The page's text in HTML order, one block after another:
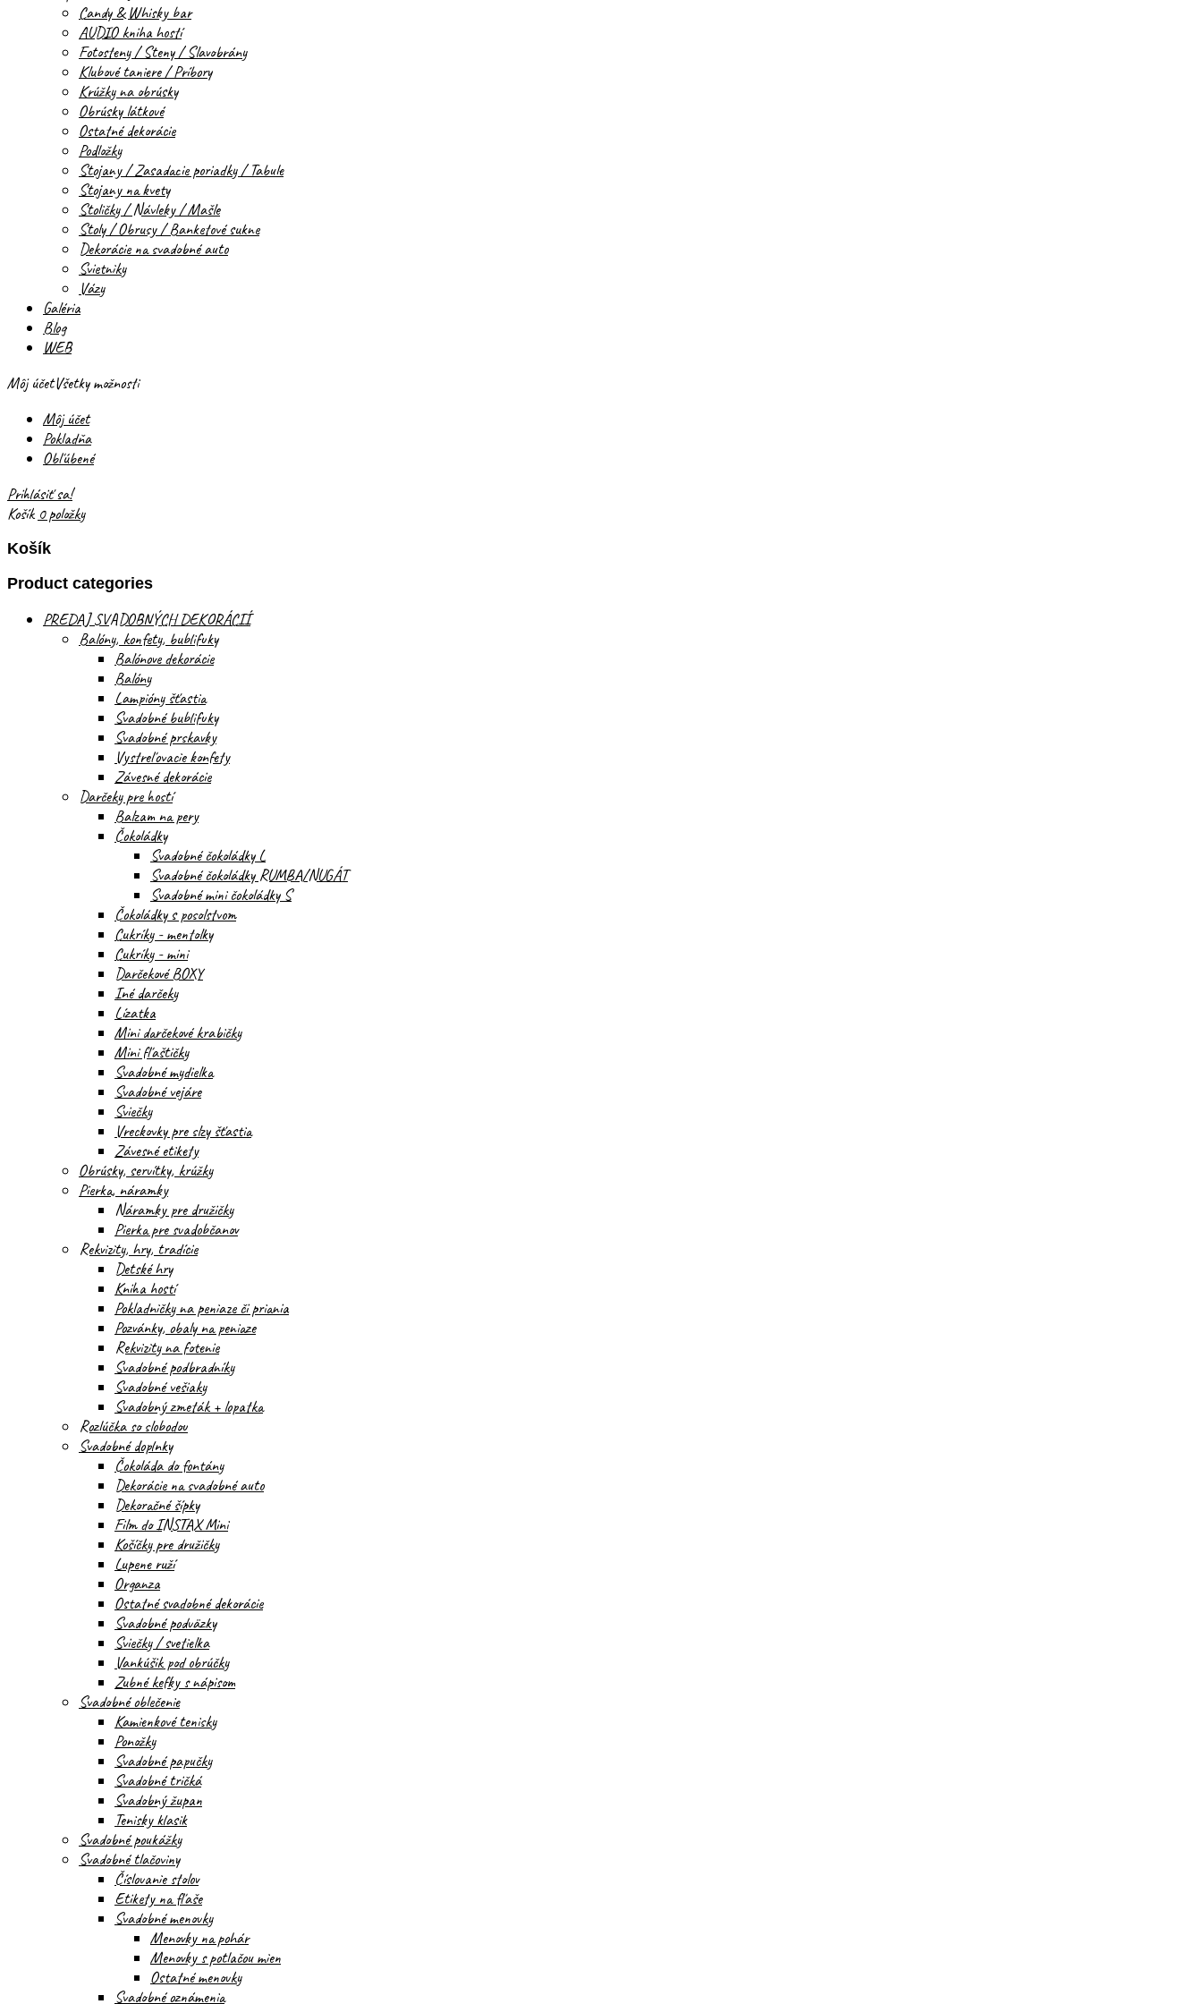
Candy & Whisky bar
AUDIO kniha hostí
Fotosteny / Steny / Slavobrány
Klubové taniere / Príbory
Krúžky na obrúsky
Obrúsky látkové
Ostatné dekorácie
Podložky
Stojany / Zasadacie poriadky / Tabule
Stojany na kvety
Stoličky / Návleky / Mašle
Stoly / Obrusy / Banketové sukne
Dekorácie na svadobné auto
Svietniky
Vázy
Galéria
Blog
WEB
Môj účetVšetky možnosti
Môj účet
Pokladňa
Obľúbené
Prihlásiť sa!
Košík 0 položky
Košík
Product categories
PREDAJ SVADOBNÝCH DEKORÁCIÍ
Balóny, konfety, bublifuky
Balónove dekorácie
Balóny
Lampióny šťastia
Svadobné bublifuky
Svadobné prskavky
Vystreľovacie konfety
Závesné dekorácie
Darčeky pre hostí
Balzam na pery
Čokoládky
Svadobné čokoládky L
Svadobné čokoládky RUMBA/NUGÁT
Svadobné mini čokoládky S
Čokoládky s posolstvom
Cukríky - mentolky
Cukríky - mini
Darčekové BOXY
Iné darčeky
Lízatka
Mini darčekové krabičky
Mini fľaštičky
Svadobné mydielka
Svadobné vejáre
Sviečky
Vreckovky pre slzy šťastia
Závesné etikety
Obrúsky, servítky, krúžky
Pierka, náramky
Náramky pre družičky
Pierka pre svadobčanov
Rekvizity, hry, tradície
Detské hry
Kniha hostí
Pokladničky na peniaze či priania
Pozvánky, obaly na peniaze
Rekvizity na fotenie
Svadobné podbradníky
Svadobné vešiaky
Svadobný zmeták + lopatka
Rozlúčka so slobodou
Svadobné doplnky
Čokoláda do fontány
Dekorácie na svadobné auto
Dekoračné šípky
Film do INSTAX Mini
Košíčky pre družičky
Lupene ruží
Organza
Ostatné svadobné dekorácie
Svadobné podväzky
Sviečky / svetielka
Vankúšik pod obrúčky
Zubné kefky s nápisom
Svadobné oblečenie
Kamienkové tenisky
Ponožky
Svadobné papučky
Svadobné tričká
Svadobný župan
Tenisky klasik
Svadobné poukážky
Svadobné tlačoviny
Číslovanie stolov
Etikety na fľaše
Svadobné menovky
Menovky na pohár
Menovky s potlačou mien
Ostatné menovky
Svadobné oznámenia